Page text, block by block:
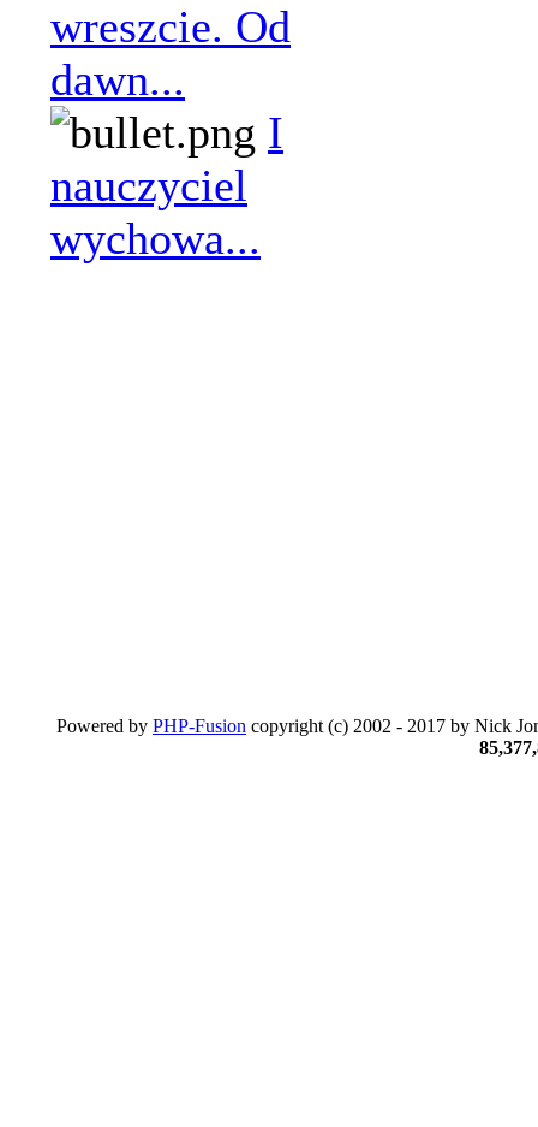
wreszcie. Od
dawn...
I
nauczyciel
wychowa...
Powered by PHP-Fusion copyright (c) 2002 - 2017 by Nick